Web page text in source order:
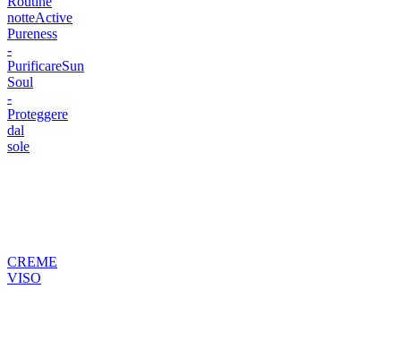
notteActive
Pureness
-
PurificareSun
Soul
-
Proteggere
dal
sole
CREME
VISO